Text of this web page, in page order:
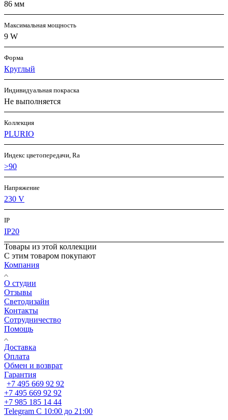
86 мм
Максимальная мощность
9 W
Форма
Круглый
Индивидуальная покраска
Не выполняется
Коллекция
PLURIO
Индекс цветопередачи, Ra
>90
Напряжение
230 V
IP
IP20
Товары из этой коллекции
С этим товаром покупают
Компания
О студии
Отзывы
Светодизайн
Контакты
Сотрудничество
Помощь
Доставка
Оплата
Обмен и возврат
Гарантия
+7 495 669 92 92
+7 495 669 92 92
+7 985 185 14 44
Telegram С 10:00 до 21:00